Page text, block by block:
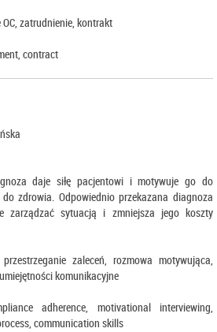
zatrudnienie, kontrakt
contract
daje siłę pacjentowi i motywuje go do
zdrowia. Odpowiednio przekazana diagnoza
zarządzać sytuacją i zmniejsza jego koszty
zaleceń, rozmowa motywująca,
komunikacyjne
adherence, motivational interviewing,
communication skills